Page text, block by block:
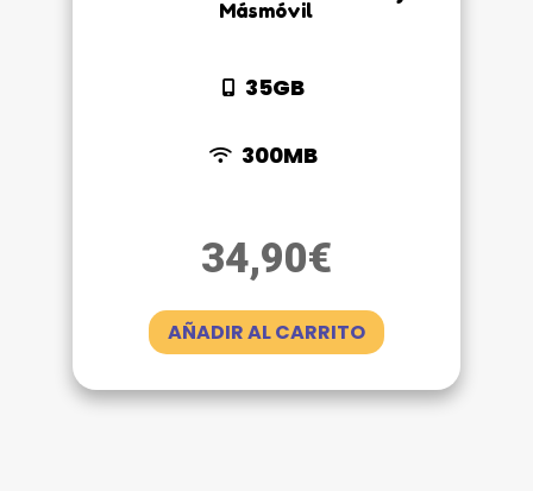
Másmóvil
35GB
300MB
34,90€
AÑADIR AL CARRITO